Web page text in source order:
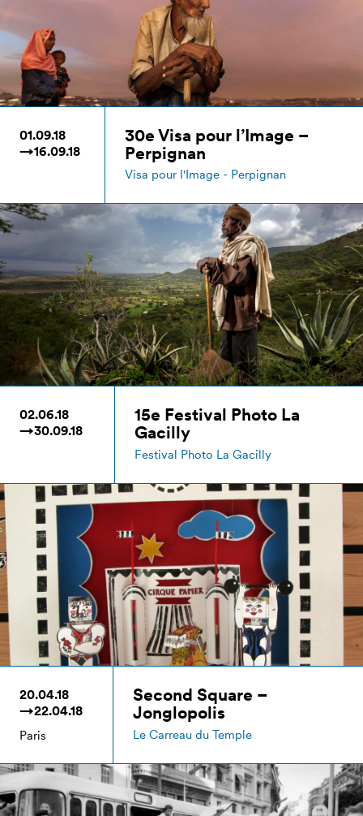
01.09.18
→16.09.18
30e Visa pour l’Image –
Perpignan
Visa pour l'Image - Perpignan
02.06.18
→30.09.18
15e Festival Photo La
Gacilly
Festival Photo La Gacilly
20.04.18
→22.04.18
Paris
Second Square –
Jonglopolis
Le Carreau du Temple